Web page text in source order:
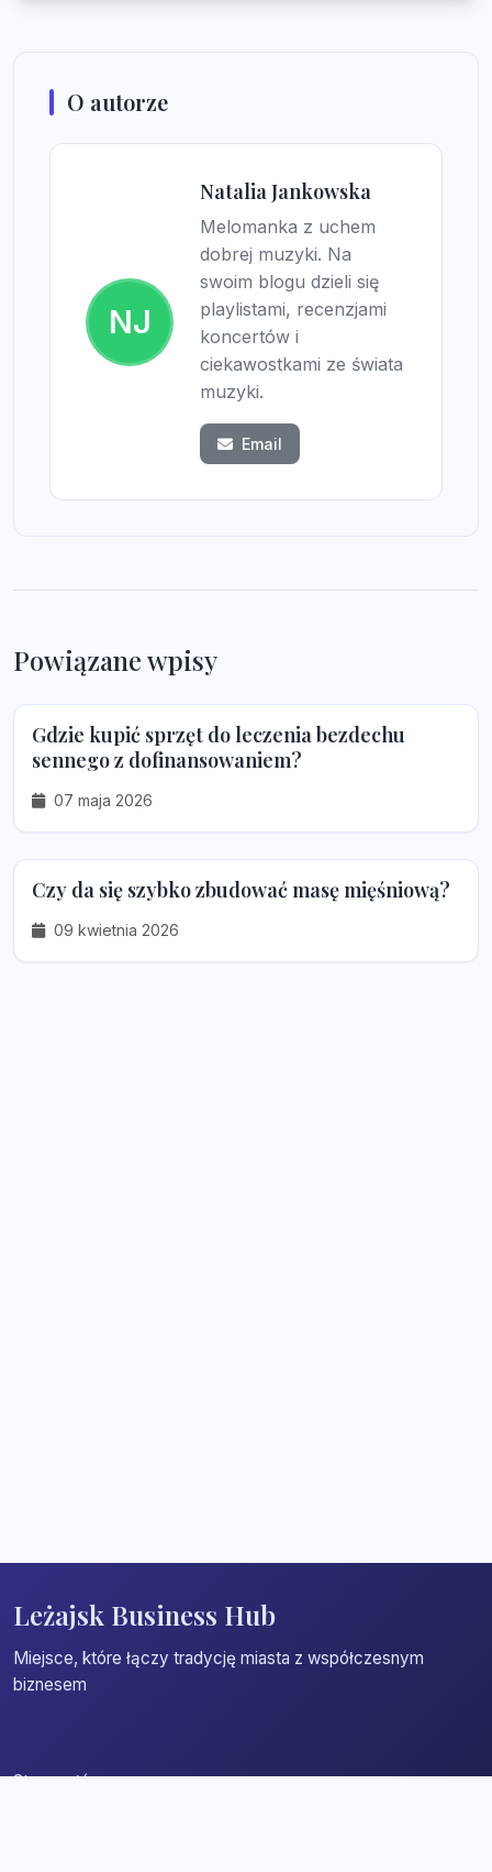
O autorze
NJ
Natalia Jankowska
Melomanka z uchem
dobrej muzyki. Na
swoim blogu dzieli się
playlistami, recenzjami
koncertów i
ciekawostkami ze świata
muzyki.
Email
Powiązane wpisy
Gdzie kupić sprzęt do leczenia bezdechu
sennego z dofinansowaniem?
07 maja 2026
Czy da się szybko zbudować masę mięśniową?
09 kwietnia 2026
Leżajsk Business Hub
Miejsce, które łączy tradycję miasta z współczesnym
biznesem
Strona główna